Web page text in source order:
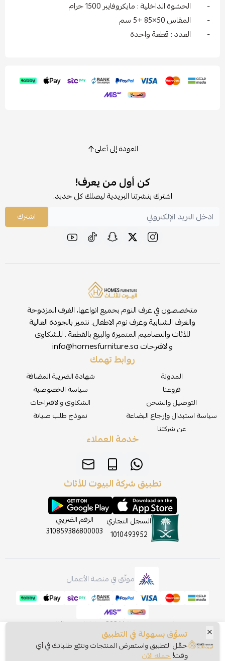
- الحشوة الداخلية : مايكروفايبر 1500 جرام
- المقاس 50×85 +5 سم
- العدد : قطعة واحدة
العودة إلى أعلى
كن أول من يعرف!
اشترك بنشرتنا البريدية ليصلك كل جديد.
اشترك
متخصصون في غرف النوم بجميع انواعها، الغرف المزدوجة
والغرف الشبابية وغرف نوم الاطفال. نتميز بالجودة العالية
للأثاث والتصاميم المتميزة والبيع بالقطعة . للشكاوى
والاقترحاتinfo@homesfurniture.sa
روابط تهمك
المدونة
فروعنا
التوصيل والشحن
سياسة استبدال وإرجاع البضاعة
عن شركتنا
شهادة الضريبة المضافة
سياسة الخصوصية
الشكاوى والاقتراحات
نموذج طلب صيانة
خدمة العملاء
تطبيق شركة البيوت للأثاث
السجل التجاري
1010493952
الرقم الضريبي
310859386800003
موثّق في منصة الأعمال
الحقوق محفوظة | 2026 شركة البيوت للأثاث
تسوَّق بسهولة في التطبيق
حمِّل التطبيق واستعرض المنتجات وتتبّع طلباتك في أي
وقت!حمله الآن